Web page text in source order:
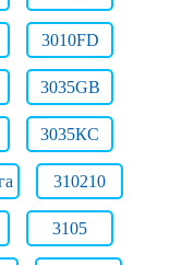
3010FD
3035GB
3035КС
310210
3105